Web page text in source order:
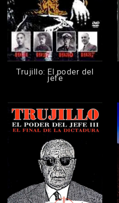
Trujillo: El poder del
jefe